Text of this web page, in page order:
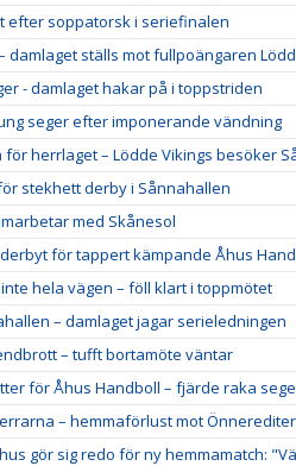
efter soppatorsk i seriefinalen
damlaget ställs mot fullpoängaren
- damlaget hakar på i toppstriden
seger efter imponerande vändning
för herrlaget – Lödde Vikings besöker
stekhett derby i Sånnahallen
med Skånesol
för tappert kämpande Åhus
hela vägen – föll klart i toppmötet
– damlaget jagar serieledningen
– tufft bortamöte väntar
för Åhus Handboll – fjärde raka
– hemmaförlust mot
gör sig redo för ny hemmamatch: